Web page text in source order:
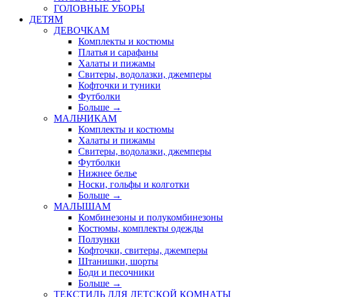
ГОЛОВНЫЕ УБОРЫ
ДЕТЯМ
ДЕВОЧКАМ
Комплекты и костюмы
Платья и сарафаны
Халаты и пижамы
Свитеры, водолазки, джемперы
Кофточки и туники
Футболки
Больше →
МАЛЬЧИКАМ
Комплекты и костюмы
Халаты и пижамы
Свитеры, водолазки, джемперы
Футболки
Нижнее белье
Носки, гольфы и колготки
Больше →
МАЛЫШАМ
Комбинезоны и полукомбинезоны
Костюмы, комплекты одежды
Ползунки
Кофточки, свитеры, джемперы
Штанишки, шорты
Боди и песочники
Больше →
ТЕКСТИЛЬ ДЛЯ ДЕТСКОЙ КОМНАТЫ